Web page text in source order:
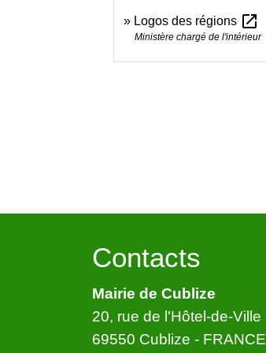
Logos des régions open_in_new
Ministère chargé de l'intérieur
Contacts
Mairie de Cublize
20, rue de l'Hôtel-de-Ville
69550 Cublize - FRANCE